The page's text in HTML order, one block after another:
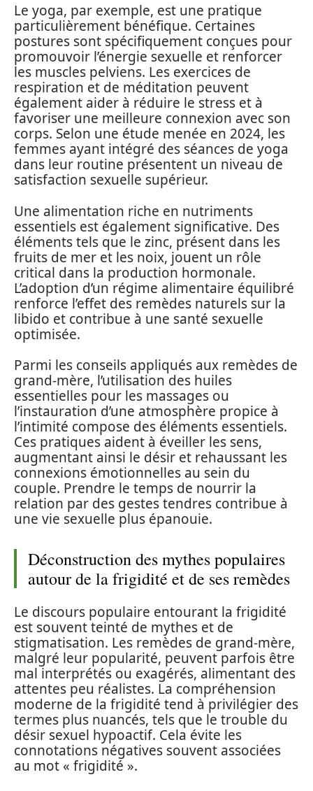
Le yoga, par exemple, est une pratique
particulièrement bénéfique. Certaines
postures sont spécifiquement conçues pour
promouvoir l’énergie sexuelle et renforcer
les muscles pelviens. Les exercices de
respiration et de méditation peuvent
également aider à réduire le stress et à
favoriser une meilleure connexion avec son
corps. Selon une étude menée en 2024, les
femmes ayant intégré des séances de yoga
dans leur routine présentent un niveau de
satisfaction sexuelle supérieur.
Une alimentation riche en nutriments
essentiels est également significative. Des
éléments tels que le zinc, présent dans les
fruits de mer et les noix, jouent un rôle
critical dans la production hormonale.
L’adoption d’un régime alimentaire équilibré
renforce l’effet des remèdes naturels sur la
libido et contribue à une santé sexuelle
optimisée.
Parmi les conseils appliqués aux remèdes de
grand-mère, l’utilisation des huiles
essentielles pour les massages ou
l’instauration d’une atmosphère propice à
l’intimité compose des éléments essentiels.
Ces pratiques aident à éveiller les sens,
augmentant ainsi le désir et rehaussant les
connexions émotionnelles au sein du
couple. Prendre le temps de nourrir la
relation par des gestes tendres contribue à
une vie sexuelle plus épanouie.
Déconstruction des mythes populaires
autour de la frigidité et de ses remèdes
Le discours populaire entourant la frigidité
est souvent teinté de mythes et de
stigmatisation. Les remèdes de grand-mère,
malgré leur popularité, peuvent parfois être
mal interprétés ou exagérés, alimentant des
attentes peu réalistes. La compréhension
moderne de la frigidité tend à privilégier des
termes plus nuancés, tels que le trouble du
désir sexuel hypoactif. Cela évite les
connotations négatives souvent associées
au mot « frigidité ».